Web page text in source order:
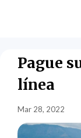
Pague
línea
Mar 28, 2022